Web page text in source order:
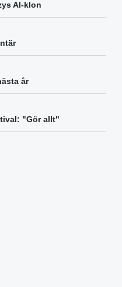
AI-klon
år
"Gör allt"